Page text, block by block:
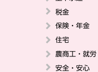
税金
保険・年金
住宅
農商工・就労
安全・安心